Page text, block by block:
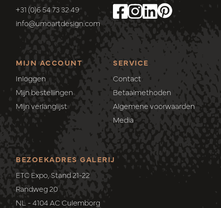
+31 (0)6 54 73 32 49
info@umoartdesign.com
MIJN ACCOUNT
Inloggen
Mijn bestellingen
Mijn verlanglijst
SERVICE
Contact
Betaalmethoden
Algemene voorwaarden
Media
BEZOEKADRES GALERIJ
ETC Expo, Stand 21-22
Randweg 20
NL - 4104 AC Culemborg